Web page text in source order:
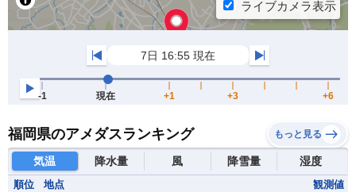
福岡県のアメダスランキング もっと見る
気温 降水量 風 降雪量 湿度
順位 地点 観測値